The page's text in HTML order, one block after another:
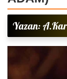
Yazan: